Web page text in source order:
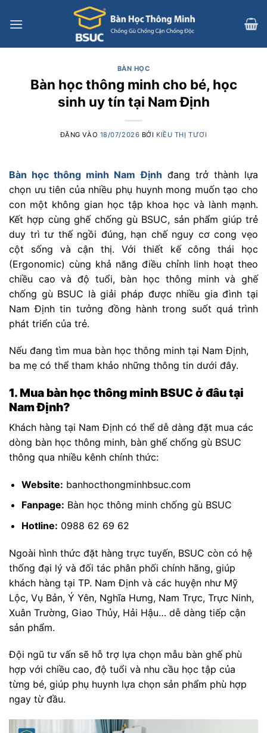
qua
dung
BÀN HỌC
Bàn học thông minh cho bé, học
sinh uy tín tại Nam Định
ĐĂNG VÀO 18/07/2026 BỞI KIỀU THỊ TƯƠI
Bàn học thông minh Nam Định đang trở thành lựa
chọn ưu tiên của nhiều phụ huynh mong muốn tạo cho
con một không gian học tập khoa học và lành mạnh.
Kết hợp cùng ghế chống gù BSUC, sản phẩm giúp trẻ
duy trì tư thế ngồi đúng, hạn chế nguy cơ cong vẹo
cột sống và cận thị. Với thiết kế công thái học
(Ergonomic) cùng khả năng điều chỉnh linh hoạt theo
chiều cao và độ tuổi, bàn học thông minh và ghế
chống gù BSUC là giải pháp được nhiều gia đình tại
Nam Định tin tưởng đồng hành trong suốt quá trình
phát triển của trẻ.
Nếu đang tìm mua bàn học thông minh tại Nam Định,
ba mẹ có thể tham khảo những thông tin dưới đây.
1. Mua bàn học thông minh BSUC ở đâu tại
Nam Định?
Khách hàng tại Nam Định có thể dễ dàng đặt mua các
dòng bàn học thông minh, bàn ghế chống gù BSUC
thông qua nhiều kênh chính thức:
Website: banhocthongminhbsuc.com
Fanpage: Bàn học thông minh chống gù BSUC
Hotline: 0988 62 69 62
Ngoài hình thức đặt hàng trực tuyến, BSUC còn có hệ
thống đại lý và đối tác phân phối chính hãng, giúp
khách hàng tại TP. Nam Định và các huyện như Mỹ
Lộc, Vụ Bản, Ý Yên, Nghĩa Hưng, Nam Trực, Trực Ninh,
Xuân Trường, Giao Thủy, Hải Hậu… dễ dàng tiếp cận
sản phẩm.
Đội ngũ tư vấn sẽ hỗ trợ lựa chọn mẫu bàn ghế phù
hợp với chiều cao, độ tuổi và nhu cầu học tập của
từng bé, giúp phụ huynh lựa chọn sản phẩm phù hợp
ngay từ đầu.